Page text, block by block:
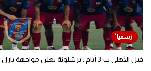
قبل الأهلي ب 3 أيام.. برشلونة يعلن مواجهة بازل وديا